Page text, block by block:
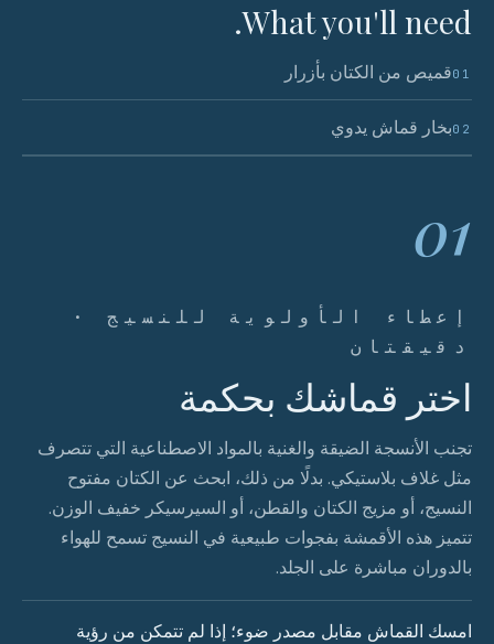
What you'll need.
01قميص من الكتان بأزرار
02بخار قماش يدوي
01
إعطاء الأولوية للنسيج ·
دقيقتان
اختر قماشك بحكمة
تجنب الأنسجة الضيقة والغنية بالمواد الاصطناعية التي تتصرف
مثل غلاف بلاستيكي. بدلًا من ذلك، ابحث عن الكتان مفتوح
النسيج، أو مزيج الكتان والقطن، أو السيرسيكر خفيف الوزن.
تتميز هذه الأقمشة بفجوات طبيعية في النسيج تسمح للهواء
بالدوران مباشرة على الجلد.
امسك القماش مقابل مصدر ضوء؛ إذا لم تتمكن من رؤية